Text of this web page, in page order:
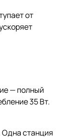
от
— полный
35 Вт.
Одна станция